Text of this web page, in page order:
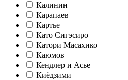
Калинин
Карапаев
Картье
Като Сигэсиро
Катори Масахико
Каюмов
Кендлер и Асье
Киёдзими